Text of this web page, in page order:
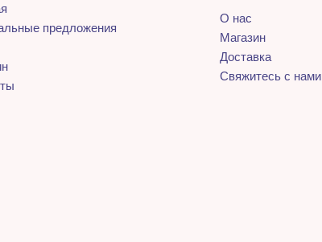
предложения
О нас
Магазин
Доставка
Свяжитесь с нами